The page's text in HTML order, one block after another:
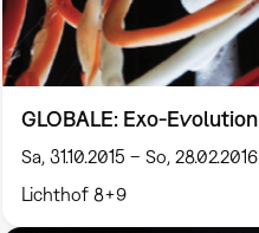
GLOBALE: Exo-Evolution
Sa, 31.10.2015 – So, 28.02.2016
Lichthof 8+9